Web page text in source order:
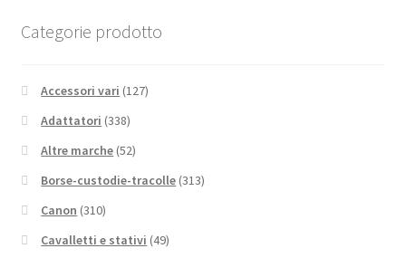
Categorie prodotto
Accessori vari (127)
Adattatori (338)
Altre marche (52)
Borse-custodie-tracolle (313)
Canon (310)
Cavalletti e stativi (49)